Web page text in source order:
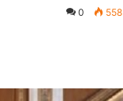
0 558